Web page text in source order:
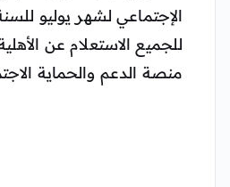
للجميع الاستعلام عن
منصة الدعم والحماية